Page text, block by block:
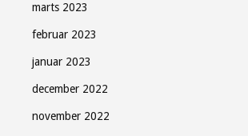
marts 2023
februar 2023
januar 2023
december 2022
november 2022